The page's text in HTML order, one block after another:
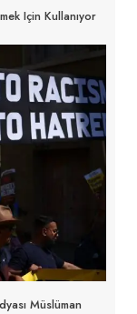
Için Kullanıyor
Müslüman